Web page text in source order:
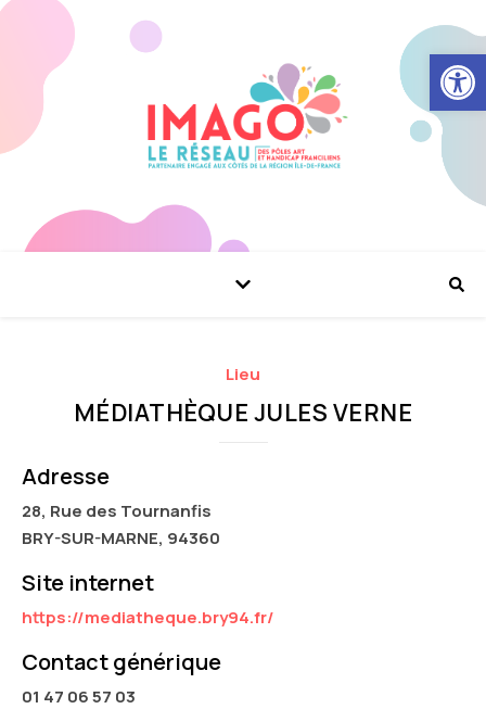
Ouvrir
Lieu
MÉDIATHÈQUE JULES VERNE
Adresse
28, Rue des Tournanfis
BRY-SUR-MARNE, 94360
Site internet
https://mediatheque.bry94.fr/
Contact générique
01 47 06 57 03